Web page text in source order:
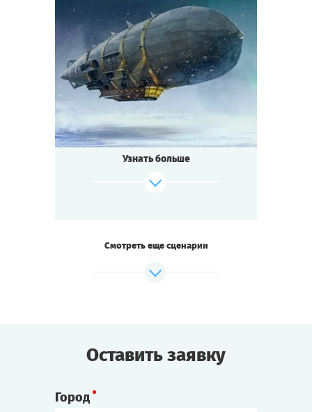
Cыграть
Смотреть сценарий
7-10
Время игры ч.
Тематика Стимпанк
Тип квеста Мини-квестория
Узнать больше
Смотреть еще сценарии
Оставить заявку
Город